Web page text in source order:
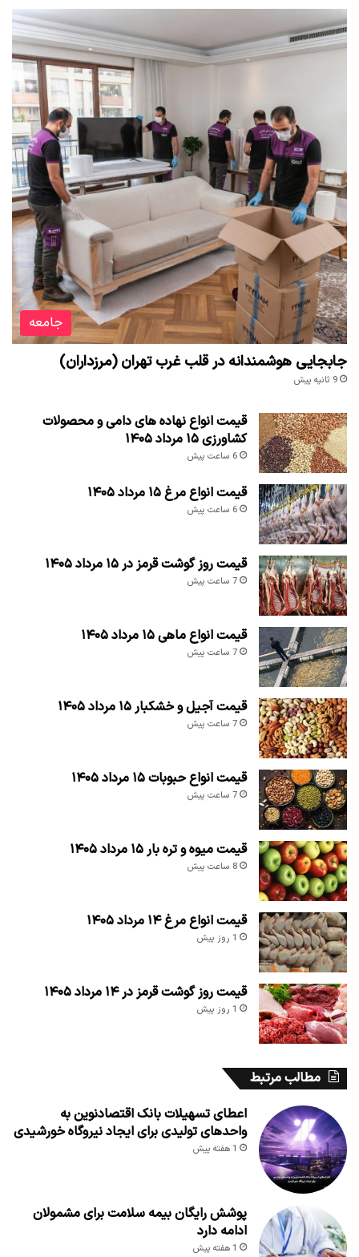
جامعه
جابجایی هوشمندانه در قلب غرب تهران (مرزداران)
9 ثانیه پیش
قیمت انواع نهاده های دامی و محصولات
کشاورزی ۱۵ مرداد ۱۴۰۵
6 ساعت پیش
قیمت انواع مرغ ۱۵ مرداد ۱۴۰۵
6 ساعت پیش
قیمت روز گوشت قرمز در ۱۵ مرداد ۱۴۰۵
7 ساعت پیش
قیمت انواع ماهی ۱۵ مرداد ۱۴۰۵
7 ساعت پیش
قیمت آجیل و خشکبار ۱۵ مرداد ۱۴۰۵
7 ساعت پیش
قیمت انواع حبوبات ۱۵ مرداد ۱۴۰۵
7 ساعت پیش
قیمت میوه و تره بار ۱۵ مرداد ۱۴۰۵
8 ساعت پیش
قیمت انواع مرغ ۱۴ مرداد ۱۴۰۵
1 روز پیش
قیمت روز گوشت قرمز در ۱۴ مرداد ۱۴۰۵
1 روز پیش
مطالب مرتبط
اعطای تسهیلات بانک اقتصادنوین به
واحدهای تولیدی برای ایجاد نیروگاه خورشیدی
1 هفته پیش
پوشش رایگان بیمه سلامت برای مشمولان
ادامه دارد
1 هفته پیش